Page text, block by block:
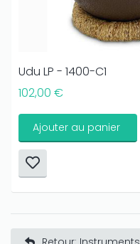
Udu LP - 1400-C1
102,00 €
Ajouter au panier